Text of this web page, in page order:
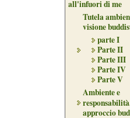
all'infuori di me
Tutela
visione
parte I
Parte II
Parte III
Parte IV
Parte V
Ambiente e
approccio